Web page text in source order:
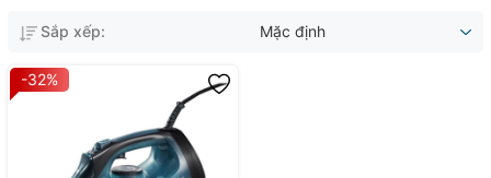
Sắp xếp: Mặc định
-32%